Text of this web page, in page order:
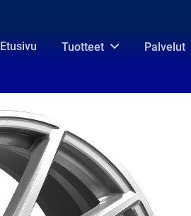
Etusivu Tuotteet Palvelut